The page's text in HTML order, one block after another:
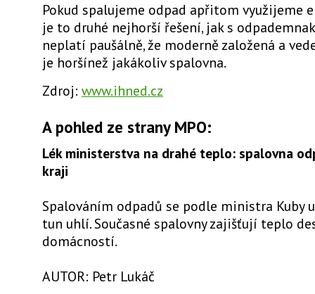
Pokud spalujeme odpad apřitom využijeme
je to druhé nejhorší řešení, jak s
neplatí paušálně, že moderně založená a
je horšínež jakákoliv spalovna.
Zdroj: www.ihned.cz
A pohled ze strany MPO:
Lék ministerstva na drahé teplo: spalovna
kraji
Spalováním odpadů se podle ministra Kuby
tun uhlí. Současné spalovny zajišťují teplo
domácností.
AUTOR: Petr Lukáč